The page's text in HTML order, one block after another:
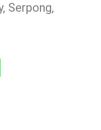
Serpong,